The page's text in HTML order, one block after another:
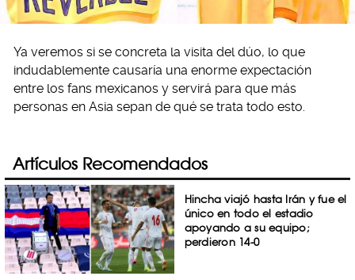
Ya veremos si se concreta la visita del dúo, lo que
indudablemente causaría una enorme expectación
entre los fans mexicanos y servirá para que más
personas en Asia sepan de qué se trata todo esto.
Artículos Recomendados
Hincha viajó hasta Irán y fue el
único en todo el estadio
apoyando a su equipo;
perdieron 14-0